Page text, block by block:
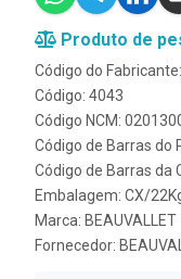
Produto de
Código do
Código: 4043
Código NCM:
Código de Barras do
Código de Barras da
Embalagem: CX/
Marca: BEAUVALLET
Fornecedor: